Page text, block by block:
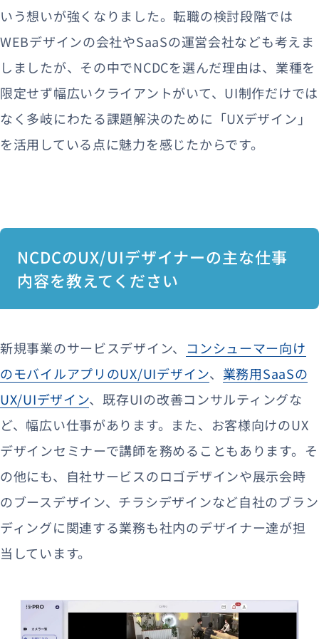
いう想いが強くなりました。転職の検討段階では
WEBデザインの会社やSaaSの運営会社なども考えま
しましたが、その中でNCDCを選んだ理由は、業種を
限定せず幅広いクライアントがいて、UI制作だけでは
なく多岐にわたる課題解決のために「UXデザイン」
を活用している点に魅力を感じたからです。
NCDCのUX/UIデザイナーの主な仕事
内容を教えてください
新規事業のサービスデザイン、 コンシューマー向け
のモバイルアプリのUX/UIデザイン、 業務用SaaSの
UX/UIデザイン、既存UIの改善コンサルティングな
ど、幅広い仕事があります。また、お客様向けのUX
デザインセミナーで講師を務めることもあります。そ
の他にも、自社サービスのロゴデザインや展示会時
のブースデザイン、チラシデザインなど自社のブラン
ディングに関連する業務も社内のデザイナー達が担
当しています。